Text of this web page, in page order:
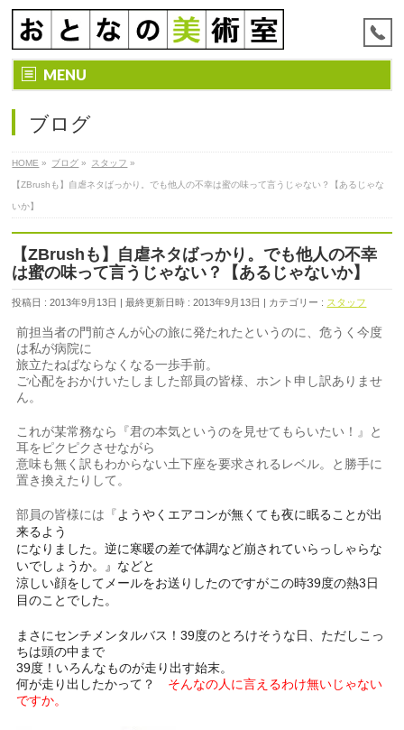
MENU
ブログ
HOME » ブログ » スタッフ »
【ZBrushも】自虐ネタばっかり。でも他人の不幸は蜜の味って言うじゃない？【あるじゃな
いか】
【ZBrushも】自虐ネタばっかり。でも他人の不幸
は蜜の味って言うじゃない？【あるじゃないか】
投稿日 : 2013年9月13日 最終更新日時 : 2013年9月13日 カテゴリー : スタッフ
前担当者の門前さんが心の旅に発たれたというのに、危うく今度
は私が病院に
旅立たねばならなくなる一歩手前。
ご心配をおかけいたしました部員の皆様、ホント申し訳ありませ
ん。
これが某常務なら『君の本気というのを見せてもらいたい！』と
耳をピクピクさせながら
意味も無く訳もわからない土下座を要求されるレベル。と勝手に
置き換えたりして。
部員の皆様には『ようやくエアコンが無くても夜に眠ることが出
来るよう
になりました。逆に寒暖の差で体調など崩されていらっしゃらな
いでしょうか。
』などと
涼しい顔をしてメールをお送りしたのですがこの時39度の熱3日
目のことでした。
まさにセンチメンタルバス！39度のとろけそうな日、ただしこっ
ちは頭の中まで
39度！いろんなものが走り出す始末。
何が走り出したかって？ そんなの人に言えるわけ無いじゃない
ですか。